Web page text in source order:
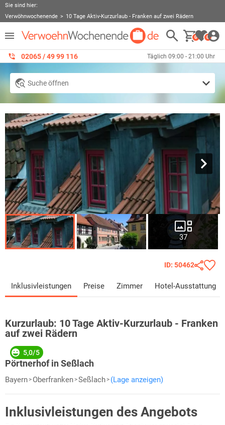
Sie sind hier:
Verwöhnwochenende
10 Tage Aktiv-Kurzurlaub - Franken auf zwei Rädern
0 0
02065 / 49 ‌99 116 Täglich 09:00 - 21:00 Uhr
Suche öffnen
37
ID: 50462
Inklusivleistungen Preise Zimmer Hotel-Ausstattung
Kurzurlaub: 10 Tage Aktiv-Kurzurlaub - Franken
auf zwei Rädern
Pörtnerhof in Seßlach
5,0/5
Bayern Oberfranken Seßlach (Lage anzeigen)
Inklusivleistungen des Angebots